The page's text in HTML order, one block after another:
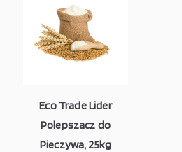
Eco Trade Lider
Polepszacz do
Pieczywa, 25kg